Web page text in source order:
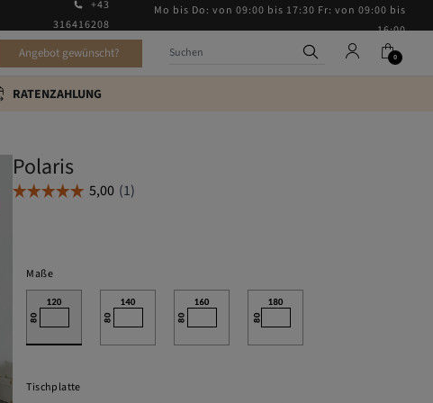
+43
316416208
Mo bis Do: von 09:00 bis 17:30 Fr: von 09:00 bis
16:00
Angebot gewünscht? 0
RATENZAHLUNG
Polaris
Maße
Tischplatte